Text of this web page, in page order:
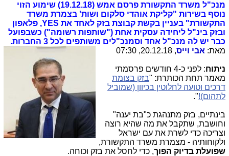
מנכ"ל משרד התקשורת פרסם אמש (19.12.18) שימוע הזוי
נוסף בשירות "קליקת אוהדי סלקום ושות' בצמרת משרד
התקשורת" בעניין בקשת קבוצת בזק לאחד את YES, פלאפון
ובזק בינ"ל ליחידה עסקית אחת ("שותפות רשומה") כשבפועל
כבר יש לה מנכ"ל אחד וסמנכ"לים משותפים לכל 3 החברות.
מאת: אבי וייס, 20.12.18, 07:30
ניתוח
: לפני כ-4 חודשים פרסמתי
מאמר תחת הכותרת: "בזק בצומת
דרכים וטועה לחלוטין בכיוון (שמוביל
לתהום)!".
בינתיים, בזק מתנהגת כ"בת יענה"
וחושבת, שתקבל את מה שהיא רוצה
וצריכה כדי לשרת את עם ישראל
ולקוחותיה - מצמרת משרד התקשורת,
שפועלת בדיוק הפוך, כדי לחסל את בזק וכוחה.